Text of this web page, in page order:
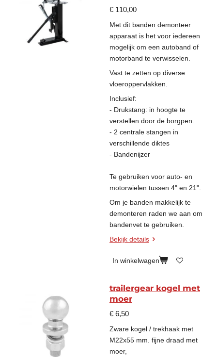
€ 110,00
Met dit banden demonteer
apparaat is het voor iedereen
mogelijk om een autoband of
motorband te verwisselen.
Vast te zetten op diverse
vloeroppervlakken.
Inclusief:
- Drukstang: in hoogte te
verstellen door de borgpen.
- 2 centrale stangen in
verschillende diktes
- Bandenijzer
Te gebruiken voor auto- en
motorwielen tussen 4" en 21".
Om je banden makkelijk te
demonteren raden we aan om
bandenvet te gebruiken.
Bekijk details
In winkelwagen
trailergear kogel met
moer
€ 6,50
Zware kogel / trekhaak met
M22x55 mm. fijne draad met
moer,